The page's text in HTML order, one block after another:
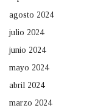
agosto 2024
julio 2024
junio 2024
mayo 2024
abril 2024
marzo 2024